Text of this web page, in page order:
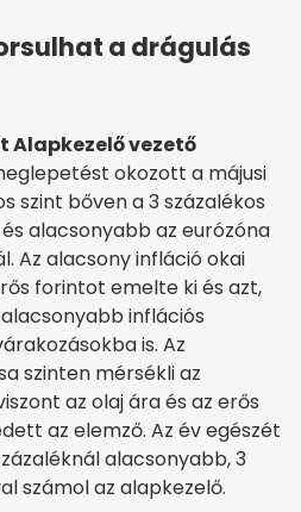
a drágulás
Alapkezelő vezető
okozott a májusi
szint bőven a 3 százalékos
alacsonyabb az eurózóna
Az alacsony infláció okai
forintot emelte ki és azt,
inflációs
is. Az
szinten mérsékli az
az olaj ára és az erős
az elemző. Az év egészét
alacsonyabb, 3
számol az alapkezelő.